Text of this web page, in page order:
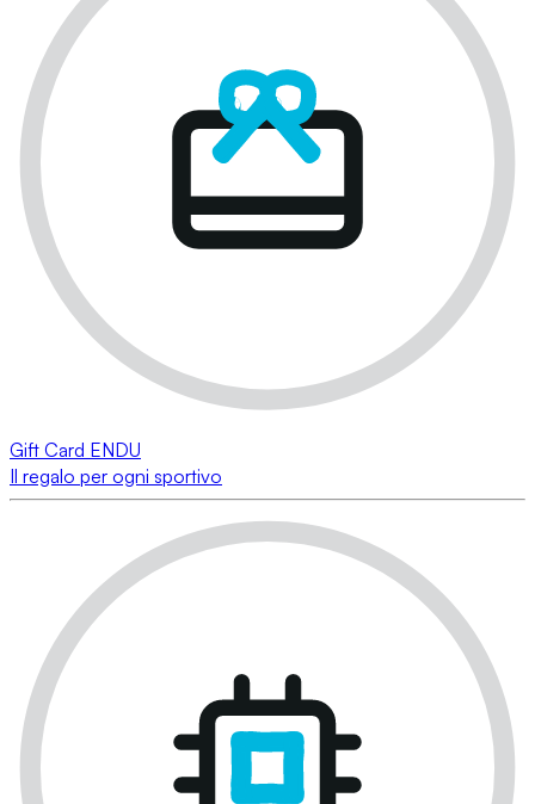
Gift Card ENDU
Il regalo per ogni sportivo